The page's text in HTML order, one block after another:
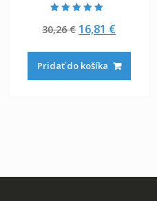
5.00
z 5
30,26€ Pôvodná
bola:
30,26 €.
16,81 €Aktuálna
je:
16,81 €.
Pridať do košíka